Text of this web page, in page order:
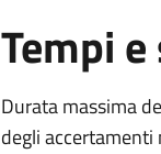
Tempi
Durata massima
degli accertamenti